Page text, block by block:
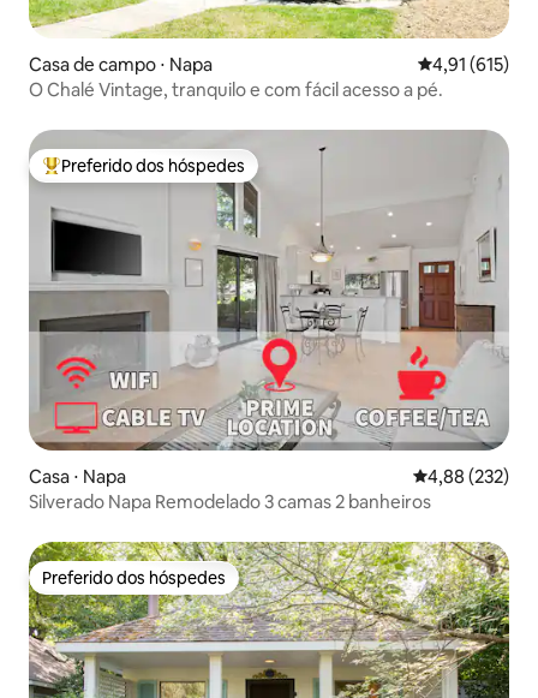
Casa de campo ⋅ Napa 4,91 de uma
4,91 (615)
O Chalé Vintage, tranquilo e com fácil acesso a pé.
Entre os melhores preferidos dos hóspedes
Preferido dos hóspedes
Casa ⋅ Napa 4,88 de uma
4,88 (232)
Silverado Napa Remodelado 3 camas 2 banheiros
Preferido dos hóspedes
Preferido dos hóspedes